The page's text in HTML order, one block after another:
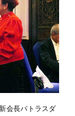
会長パトラスダ